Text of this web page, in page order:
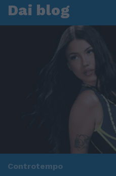
Dai blog
Controtempo